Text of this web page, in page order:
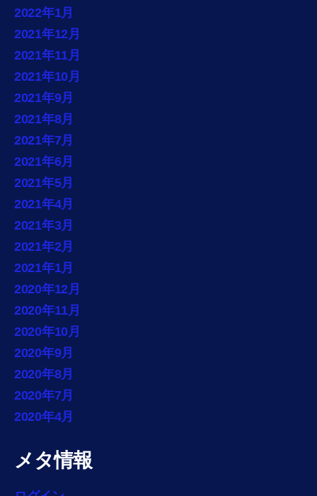
2022年1月
2021年12月
2021年11月
2021年10月
2021年9月
2021年8月
2021年7月
2021年6月
2021年5月
2021年4月
2021年3月
2021年2月
2021年1月
2020年12月
2020年11月
2020年10月
2020年9月
2020年8月
2020年7月
2020年4月
メタ情報